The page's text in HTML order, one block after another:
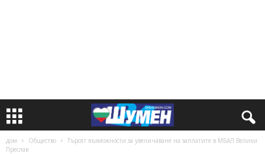
дом Общество
Търсят възможности за увеличаване на заплатите в МБАЛ Велики
Преслав